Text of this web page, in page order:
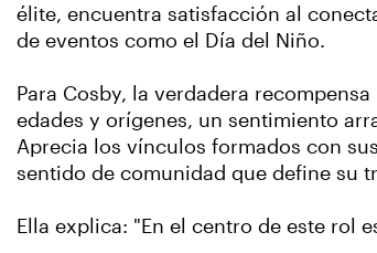
élite, encuentra satisfacción al
de eventos como el Día del Niño.
Para Cosby, la verdadera
edades y orígenes, un sentimiento
Aprecia los vínculos formados con
sentido de comunidad que define su
Ella explica: "En el centro de este rol